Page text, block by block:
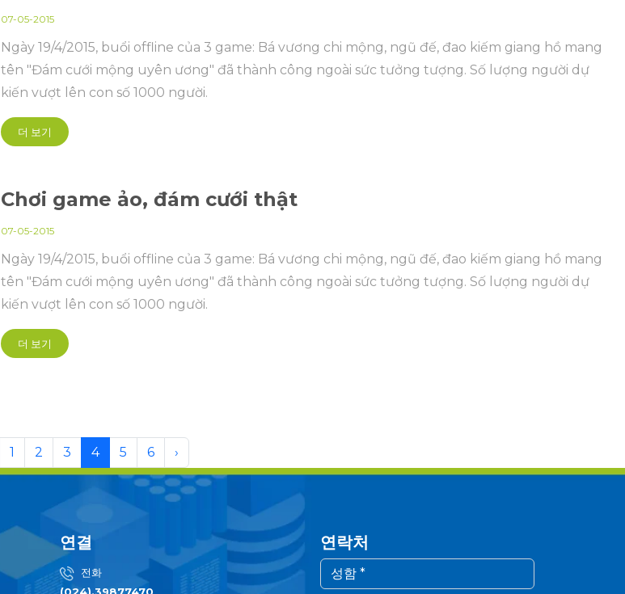
07-05-2015
Ngày 19/4/2015, buổi offline của 3 game: Bá vương chi mộng, ngũ đế, đao kiếm giang hồ mang
tên "Đám cưới mộng uyên ương" đã thành công ngoài sức tưởng tượng. Số lượng người dự
kiến vượt lên con số 1000 người.
더 보기
Chơi game ảo, đám cưới thật
07-05-2015
Ngày 19/4/2015, buổi offline của 3 game: Bá vương chi mộng, ngũ đế, đao kiếm giang hồ mang
tên "Đám cưới mộng uyên ương" đã thành công ngoài sức tưởng tượng. Số lượng người dự
kiến vượt lên con số 1000 người.
더 보기
1 2 3 4 5 6 ›
연결
전화
(024).39877470
연락처